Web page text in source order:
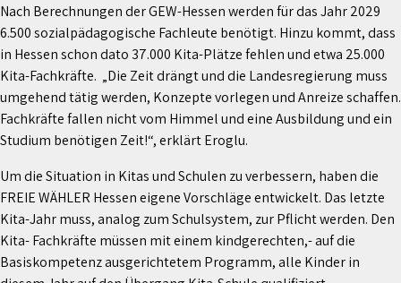
Nach Berechnungen der GEW-Hessen werden für das Jahr 2029
6.500 sozialpädagogische Fachleute benötigt. Hinzu kommt, dass
in Hessen schon dato 37.000 Kita-Plätze fehlen und etwa 25.000
Kita-Fachkräfte. „Die Zeit drängt und die Landesregierung muss
umgehend tätig werden, Konzepte vorlegen und Anreize schaffen.
Fachkräfte fallen nicht vom Himmel und eine Ausbildung und ein
Studium benötigen Zeit!“, erklärt Eroglu.
Um die Situation in Kitas und Schulen zu verbessern, haben die
FREIE WÄHLER Hessen eigene Vorschläge entwickelt. Das letzte
Kita-Jahr muss, analog zum Schulsystem, zur Pflicht werden. Den
Kita- Fachkräfte müssen mit einem kindgerechten,- auf die
Basiskompetenz ausgerichtetem Programm, alle Kinder in